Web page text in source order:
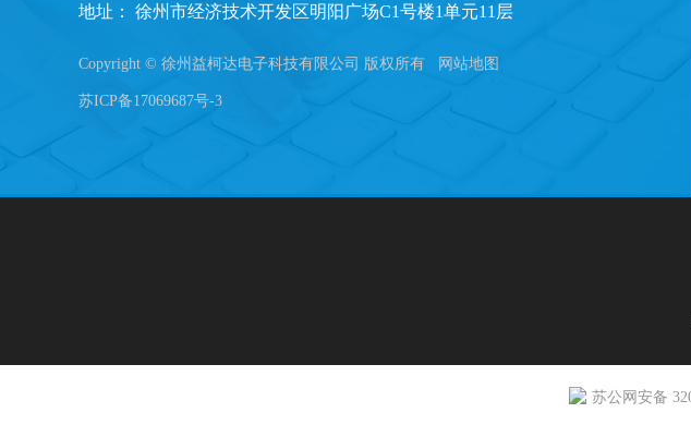
地址： 徐州市经济技术开发区明阳广场C1号楼1单元11层
Copyright © 徐州益柯达电子科技有限公司 版权所有 网站地图
苏ICP备17069687号-3
苏公网安备